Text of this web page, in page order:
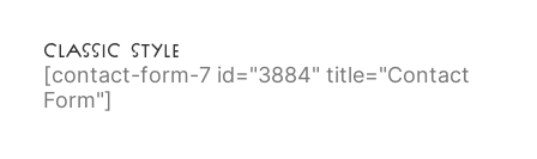
Classic Style
[contact-form-7 id="3884" title="Contact
Form"]